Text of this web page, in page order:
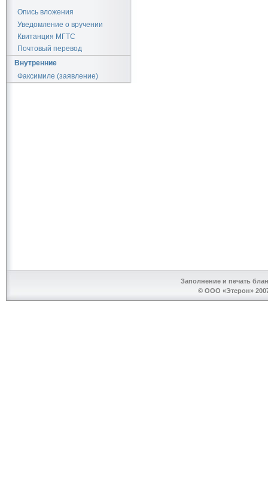
Опись вложения
Уведомление о вручении
Квитанция МГТС
Почтовый перевод
Внутренние
Факсимиле (заявление)
Заполнение и печать
© ООО «Этерон»